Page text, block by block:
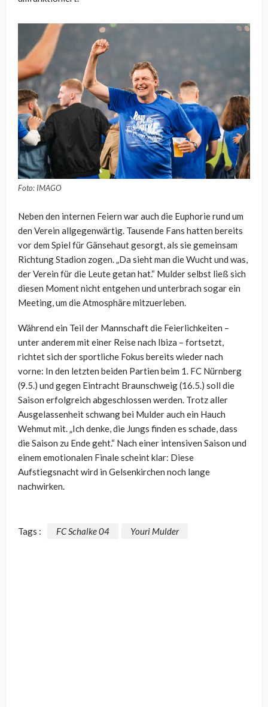
Foto: IMAGO
Neben den internen Feiern war auch die Euphorie rund um
den Verein allgegenwärtig. Tausende Fans hatten bereits
vor dem Spiel für Gänsehaut gesorgt, als sie gemeinsam
Richtung Stadion zogen. „Da sieht man die Wucht und was,
der Verein für die Leute getan hat.“ Mulder selbst ließ sich
diesen Moment nicht entgehen und unterbrach sogar ein
Meeting, um die Atmosphäre mitzuerleben.
Während ein Teil der Mannschaft die Feierlichkeiten –
unter anderem mit einer Reise nach Ibiza – fortsetzt,
richtet sich der sportliche Fokus bereits wieder nach
vorne: In den letzten beiden Partien beim 1. FC Nürnberg
(9.5.) und gegen Eintracht Braunschweig(16.5.) soll die
Saison erfolgreich abgeschlossen werden. Trotz aller
Ausgelassenheit schwang bei Mulder auch ein Hauch
Wehmut mit. „Ich denke, die Jungs finden es schade, dass
die Saison zu Ende geht.“ Nach einer intensiven Saison und
einem emotionalen Finale scheint klar: Diese
Aufstiegsnacht wird in Gelsenkirchen noch lange
nachwirken.
Tags : FC Schalke 04 Youri Mulder